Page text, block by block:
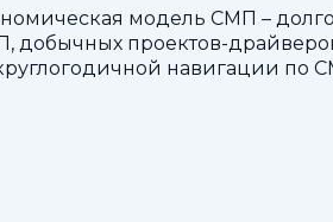
модель СМП –
добычных проектов-
навигации по